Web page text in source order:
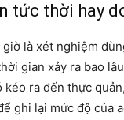
tức thời hay
là xét nghiệm
gian xảy ra bao
kéo ra đến thực
ghi lại mức độ của